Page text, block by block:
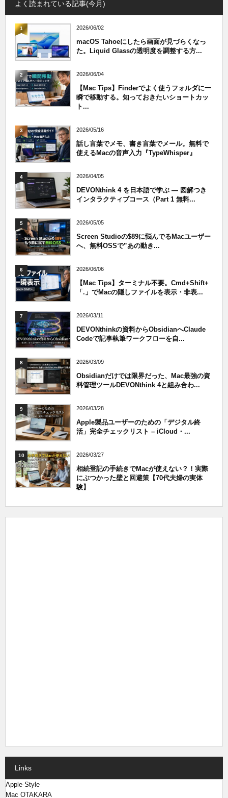
よく読まれている記事(今月)
1 2026/06/02
macOS Tahoeにしたら画面が見づらくなっ
た。Liquid Glassの透明度を調整する方...
2 2026/06/04
【Mac Tips】Finderでよく使うフォルダに一
瞬で移動する。知っておきたいショートカッ
ト...
3 2026/05/16
話し言葉でメモ、書き言葉でメール。無料で
使えるMacの音声入力『TypeWhisper』
4 2026/04/05
DEVONthink 4 を日本語で学ぶ — 図解つき
インタラクティブコース（Part 1 無料...
5 2026/05/05
Screen Studioの$89に悩んでるMacユーザー
へ、無料OSSで”あの動き...
6 2026/06/06
【Mac Tips】ターミナル不要。Cmd+Shift+
「.」でMacの隠しファイルを表示・非表...
7 2026/03/11
DEVONthinkの資料からObsidianへClaude
Codeで記事執筆ワークフローを自...
8 2026/03/09
Obsidianだけでは限界だった、Mac最強の資
料管理ツールDEVONthink 4と組み合わ...
9 2026/03/28
Apple製品ユーザーのための「デジタル終
活」完全チェックリスト – iCloud・...
10 2026/03/27
相続登記の手続きでMacが使えない？！実際
にぶつかった壁と回避策【70代夫婦の実体
験】
Links
Apple-Style
Mac OTAKARA